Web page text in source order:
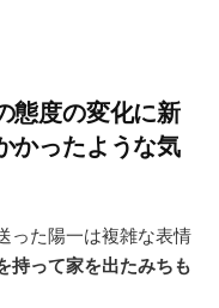
態度の変化に新
かったような気
った陽一は複雑な表情
持って家を出たみちも